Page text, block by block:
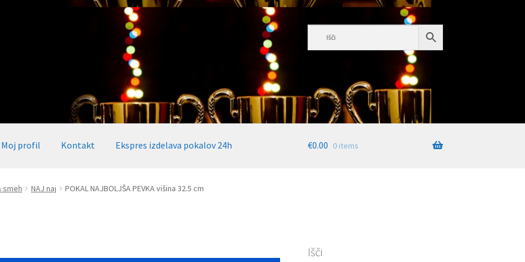
Moj profil Kontakt Ekspres izdelava pokalov 24h
24h Embed iList Galerija medalje Galerija pokali
€0.00 0 items
smeh NAJ naj POKAL NAJBOLJŠA PEVKA višina 32.5 cm
Išči